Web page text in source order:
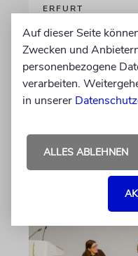
ERFURT
Schicht um
Dort, wo eben
seit wenigen
jüdischer
Bagger, dann von
von Katrin Richter
Auf dieser Seite
Zwecken und
personenbezogene
verarbeiten.
in unserer
ALLES ABLEHNEN